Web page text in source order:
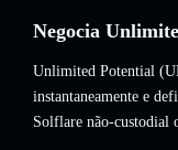
Negocia
Unlimited Potential
instantaneamente e
Solflare não-custodial